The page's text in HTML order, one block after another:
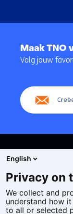
Maak TNO
Volg jouw
Cookies
Privacy
English
Privacy on
We collect and
understand how
to all or selected